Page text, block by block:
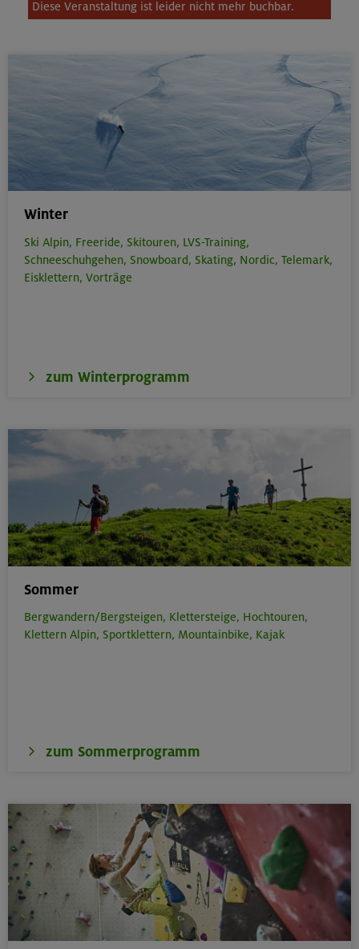
Diese Veranstaltung ist leider nicht mehr buchbar.
Winter
Ski Alpin, Freeride, Skitouren, LVS-Training,
Schneeschuhgehen, Snowboard, Skating, Nordic, Telemark,
Eisklettern, Vorträge
zum Winterprogramm
Sommer
Bergwandern/Bergsteigen, Klettersteige, Hochtouren,
Klettern Alpin, Sportklettern, Mountainbike, Kajak
zum Sommerprogramm